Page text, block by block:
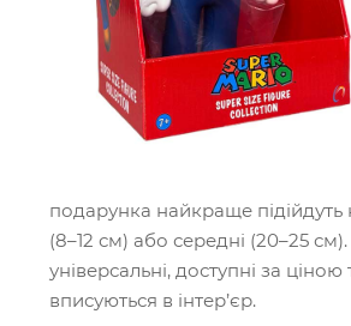
подарунка найкраще підійдуть
(8–12 см) або середні (20–25
універсальні, доступні за ціною
вписуються в інтер’єр.